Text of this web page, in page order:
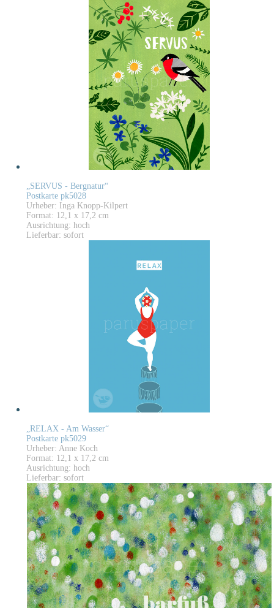
„SERVUS - Bergnatur“
Postkarte pk5028
Urheber: Inga Knopp-Kilpert
Format: 12,1 x 17,2 cm
Ausrichtung: hoch
Lieferbar: sofort
„RELAX - Am Wasser“
Postkarte pk5029
Urheber: Anne Koch
Format: 12,1 x 17,2 cm
Ausrichtung: hoch
Lieferbar: sofort